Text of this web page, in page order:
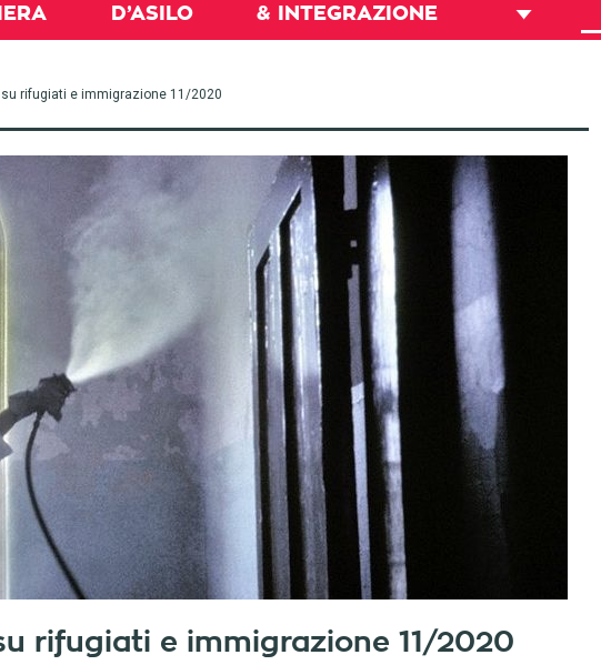
D’ASILO
& INTEGRAZIONE
rifugiati e immigrazione 11/2020
rifugiati e immigrazione 11/2020